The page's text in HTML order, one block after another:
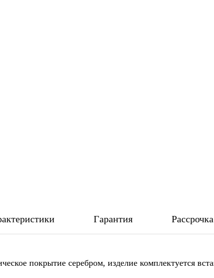
Гарантия Рассрочка
покрытие серебром, изделие комплектуется